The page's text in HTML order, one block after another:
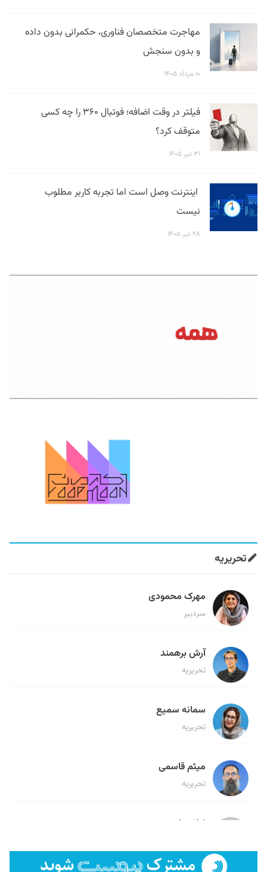
مهاجرت متخصصان فناوری، حکمرانی بدون داده
و بدون سنجش
۱۰ مرداد ۱۴۰۵
فیلتر در وقت اضافه؛ فوتبال ۳۶۰ را چه کسی
متوقف کرد؟
۳۱ تیر ۱۴۰۵
اینترنت وصل است اما تجربه کاربر مطلوب
نیست
۲۸ تیر ۱۴۰۵
تحریریه
مهرک محمودی
سردبیر
آرش برهمند
تحریریه
سمانه سمیع
تحریریه
میثم قاسمی
تحریریه
لیلا حنارود